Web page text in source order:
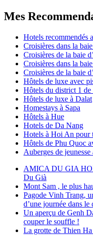
Mes
Hotels recommendés
Croisières dans la
Croisières de la baie
Croisières dans la
Croisières de la baie
Hôtels de luxe avec
Hôtels du district 1
Hôtels de luxe à Dalat
Homestays à Sapa
Hôtels à Hue
Hotels de Da Nang
Hotels à Hoi An pour
Hôtels de Phu Quoc
Auberges de
AMICA DU GIA
Du Già
Mont Sam , le plus
Pagode Vinh Trang,
d’une journée dans
Un aperçu de Genh
couper le souffle !
La grotte de Thien